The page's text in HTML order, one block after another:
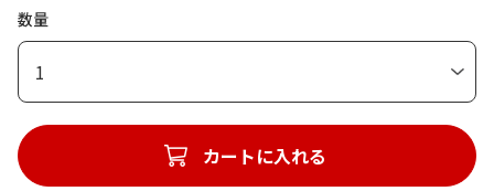
数量
1
カートに入れる